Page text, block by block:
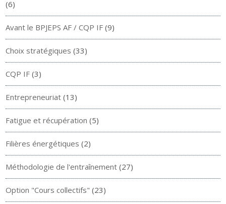
(6)
Avant le BPJEPS AF / CQP IF (9)
Choix stratégiques (33)
CQP IF (3)
Entrepreneuriat (13)
Fatigue et récupération (5)
Filières énergétiques (2)
Méthodologie de l'entraînement (27)
Option "Cours collectifs" (23)